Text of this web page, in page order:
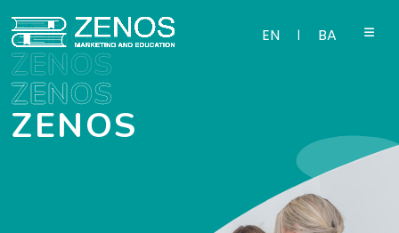
EN | BA
ZENOS
ZENOS
ZENOS
ZENOS